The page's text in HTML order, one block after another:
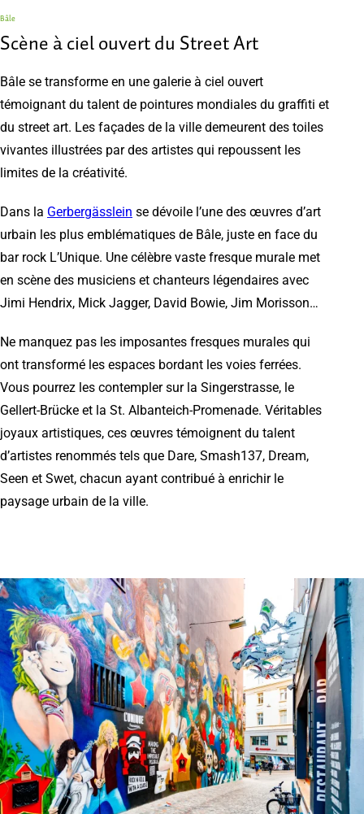
Bâle
Scène à ciel ouvert du Street Art
Bâle se transforme en une galerie à ciel ouvert
témoignant du talent de pointures mondiales du graffiti et
du street art. Les façades de la ville demeurent des toiles
vivantes illustrées par des artistes qui repoussent les
limites de la créativité.
Dans la Gerbergässlein se dévoile l’une des œuvres d’art
urbain les plus emblématiques de Bâle, juste en face du
bar rock L’Unique. Une célèbre vaste fresque murale met
en scène des musiciens et chanteurs légendaires avec
Jimi Hendrix, Mick Jagger, David Bowie, Jim Morisson…
Ne manquez pas les imposantes fresques murales qui
ont transformé les espaces bordant les voies ferrées.
Vous pourrez les contempler sur la Singerstrasse, le
Gellert-Brücke et la St. Albanteich-Promenade. Véritables
joyaux artistiques, ces œuvres témoignent du talent
d’artistes renommés tels que Dare, Smash137, Dream,
Seen et Swet, chacun ayant contribué à enrichir le
paysage urbain de la ville.